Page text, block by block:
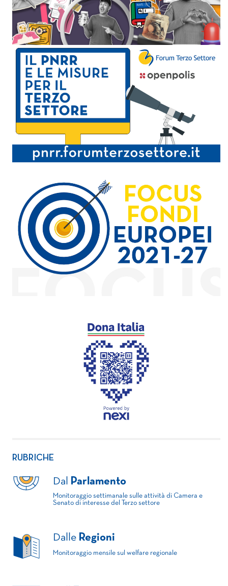
RUBRICHE
Dal Parlamento
Monitoraggio settimanale sulle attività di Camera e
Senato di interesse del Terzo settore
Dalle Regioni
Monitoraggio mensile sul welfare regionale